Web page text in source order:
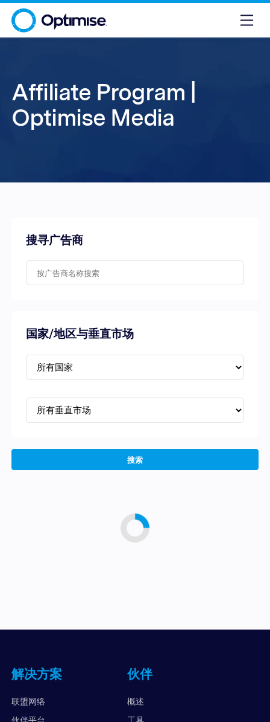
Affiliate Program |
Optimise Media
搜寻广告商
国家/地区与垂直市场
搜索
解决方案
联盟网络
伙伴平台
伙伴
概述
工具